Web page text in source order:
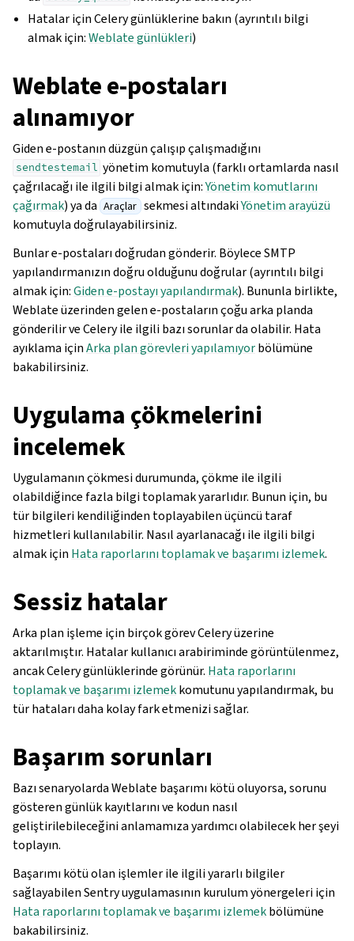
Hatalar için Celery günlüklerine bakın (ayrıntılı bilgi
almak için:Weblate günlükleri)
Weblate e-postaları
alınamıyor
Giden e-postanın düzgün çalışıp çalışmadığını
sendtestemail yönetim komutuyla (farklı ortamlarda nasıl
çağrılacağı ile ilgili bilgi almak için:Yönetim komutlarını
çağırmak) ya da Araçlar sekmesi altındakiYönetim arayüzü
komutuyla doğrulayabilirsiniz.
Bunlar e-postaları doğrudan gönderir. Böylece SMTP
yapılandırmanızın doğru olduğunu doğrular (ayrıntılı bilgi
almak için:Giden e-postayı yapılandırmak). Bununla birlikte,
Weblate üzerinden gelen e-postaların çoğu arka planda
gönderilir ve Celery ile ilgili bazı sorunlar da olabilir. Hata
ayıklama içinArka plan görevleri yapılamıyorbölümüne
bakabilirsiniz.
Uygulama çökmelerini
incelemek
Uygulamanın çökmesi durumunda, çökme ile ilgili
olabildiğince fazla bilgi toplamak yararlıdır. Bunun için, bu
tür bilgileri kendiliğinden toplayabilen üçüncü taraf
hizmetleri kullanılabilir. Nasıl ayarlanacağı ile ilgili bilgi
almak için Hata raporlarını toplamak ve başarımı izlemek.
Sessiz hatalar
Arka plan işleme için birçok görev Celery üzerine
aktarılmıştır. Hatalar kullanıcı arabiriminde görüntülenmez,
ancak Celery günlüklerinde görünür. Hata raporlarını
toplamak ve başarımı izlemekkomutunu yapılandırmak, bu
tür hataları daha kolay fark etmenizi sağlar.
Başarım sorunları
Bazı senaryolarda Weblate başarımı kötü oluyorsa, sorunu
gösteren günlük kayıtlarını ve kodun nasıl
geliştirilebileceğini anlamamıza yardımcı olabilecek her şeyi
toplayın.
Başarımı kötü olan işlemler ile ilgili yararlı bilgiler
sağlayabilen Sentry uygulamasının kurulum yönergeleri için
Hata raporlarını toplamak ve başarımı izlemekbölümüne
bakabilirsiniz.